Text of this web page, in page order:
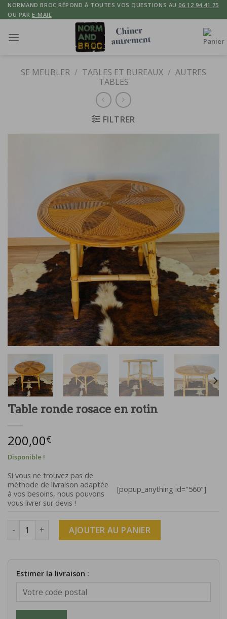
Skip
to
NORMAND BROC RÉPOND À TOUTES VOS QUESTIONS AU 06 12 94 41 75
OU PAR E-MAIL
SE MEUBLER / TABLES ET BUREAUX / AUTRES
TABLES
FILTRER
Table ronde rosace en rotin
200,00€
Disponible !
Si vous ne trouvez pas de
méthode de livraison adaptée
à vos besoins, nous pouvons
vous livrer sur devis !
[popup_anything id="560"]
quantité de Table ronde rosace en rotin
AJOUTER AU PANIER
Estimer la livraison :